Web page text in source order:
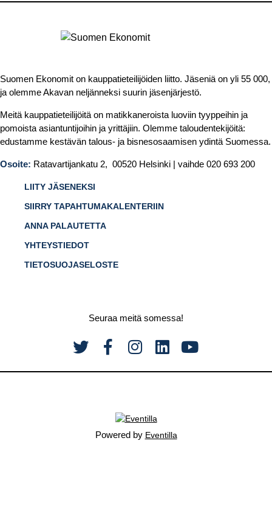
Suomen Ekonomit on kauppatieteilijöiden liitto. Jäseniä on yli 55 000,
ja olemme Akavan neljänneksi suurin jäsenjärjestö.
Meitä kauppatieteilijöitä on matikkaneroista luoviin tyyppeihin ja
pomoista asiantuntijoihin ja yrittäjiin. Olemme taloudentekijöitä:
edustamme kestävän talous- ja bisnesosaamisen ydintä Suomessa.
Osoite: Ratavartijankatu 2, 00520 Helsinki | vaihde 020 693 200
LIITY JÄSENEKSI
SIIRRY TAPAHTUMAKALENTERIIN
ANNA PALAUTETTA
YHTEYSTIEDOT
TIETOSUOJASELOSTE
Seuraa meitä somessa!
Powered by Eventilla